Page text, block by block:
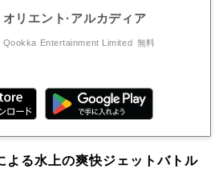
オリエント·アルカディア
Qookka Entertainment Limited 無料
よる水上の爽快ジェットバトル